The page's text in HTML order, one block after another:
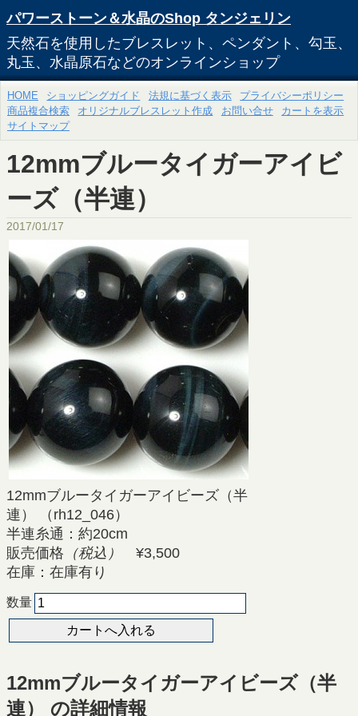
パワーストーン＆水晶のShop タンジェリン
天然石を使用したブレスレット、ペンダント、勾玉、
丸玉、水晶原石などのオンラインショップ
HOME ショッピングガイド 法規に基づく表示
プライバシーポリシー
商品複合検索
オリジナルブレスレット作成 お問い合せ
カートを表示
サイトマップ
12mmブルータイガーアイビ
ーズ（半連）
2017/01/17
12mmブルータイガーアイビーズ（半
連） （rh12_046）
半連糸通：約20cm
販売価格 （税込）
¥3,500
在庫：在庫有り
数量
12mmブルータイガーアイビーズ（半
連） の詳細情報